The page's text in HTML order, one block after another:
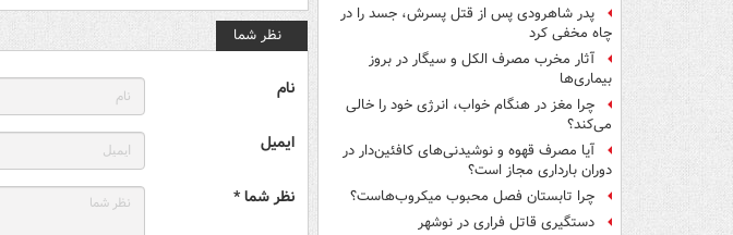
پدر شاهرودی پس از قتل پسرش، جسد را در
چاه مخفی کرد
آثار مخرب مصرف الکل و سیگار در بروز
بیماری‌ها
چرا مغز در هنگام خواب، انرژی خود را خالی
می‌کند؟
آیا مصرف قهوه و نوشیدنی‌های کافئین‌دار در
دوران بارداری مجاز است؟
چرا تابستان فصل محبوب میکروب‌هاست؟
دستگیری قاتل فراری در نوشهر
نظر شما
نام
ایمیل
نظر شما *